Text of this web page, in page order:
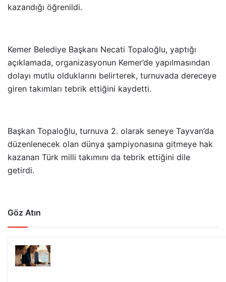
kazandığı öğrenildi.
Kemer Belediye Başkanı Necati Topaloğlu, yaptığı
açıklamada, organizasyonun Kemer’de yapılmasından
dolayı mutlu olduklarını belirterek, turnuvada dereceye
giren takımları tebrik ettiğini kaydetti.
Başkan Topaloğlu, turnuva 2. olarak seneye Tayvan’da
düzenlenecek olan dünya şampiyonasına gitmeye hak
kazanan Türk milli takımını da tebrik ettiğini dile
getirdi.
Göz Atın